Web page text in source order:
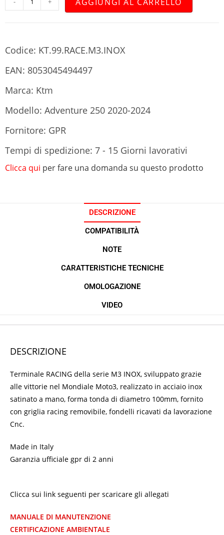
Codice: KT.99.RACE.M3.INOX
EAN: 8053045494497
Marca: Ktm
Modello: Adventure 250 2020-2024
Fornitore: GPR
Tempi di spedizione: 7 - 15 Giorni lavorativi
Clicca qui per fare una domanda su questo prodotto
DESCRIZIONE
COMPATIBILITÀ
NOTE
CARATTERISTICHE TECNICHE
OMOLOGAZIONE
VIDEO
DESCRIZIONE
Terminale RACING della serie M3 INOX, sviluppato grazie
alle vittorie nel Mondiale Moto3, realizzato in acciaio inox
satinato a mano, forma tonda di diametro 100mm, fornito
con griglia racing removibile, fondelli ricavati da lavorazione
Cnc.
Made in Italy
Garanzia ufficiale gpr di 2 anni
Clicca sui link seguenti per scaricare gli allegati
MANUALE DI MANUTENZIONE
CERTIFICAZIONE AMBIENTALE